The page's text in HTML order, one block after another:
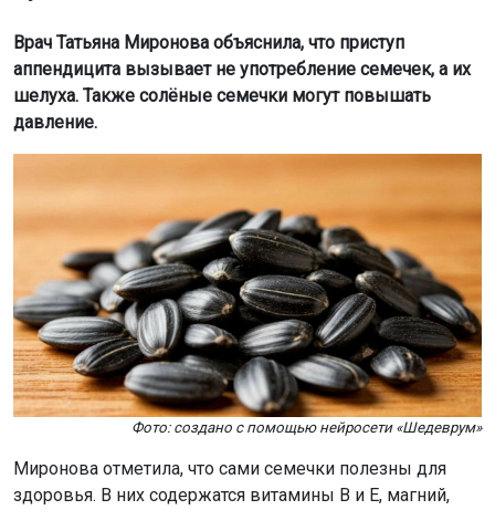
Врач Татьяна Миронова объяснила, что приступ
аппендицита вызывает не употребление семечек, а их
шелуха. Также солёные семечки могут повышать
давление.
Фото: создано с помощью нейросети «Шедеврум»
Миронова отметила, что сами семечки полезны для
здоровья. В них содержатся витамины B и E, магний,